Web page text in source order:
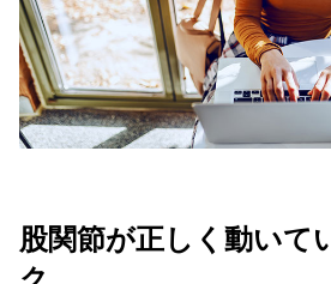
股関節が正しく動いて